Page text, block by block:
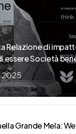
Relazione di
essere Società
2025
Grande Mela: